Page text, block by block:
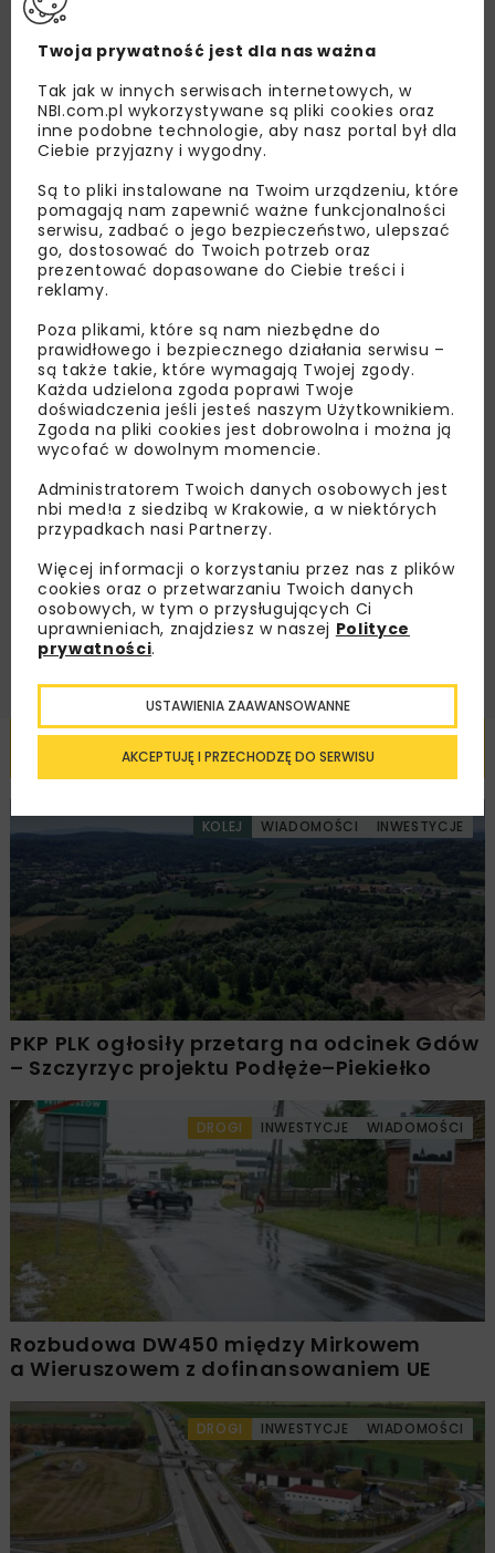
Lubisz wiedzieć więcej?
Zapisz się do newslettera aby otrzymywać od
nas najlepsze informacje branżowe,
zaproszenia na wydarzenia, atrakcyjne oferty i
dedykowane akcje specjalne.
Zapoznałam/em się zPolityką Prywatnościi
Regulaminemoraz wyrażam zgodę na otrzymywanie na
podany przeze mnie adres e-mail korespondencji
handlowej w postaci newslettera.
ZAPISZ MNIE
Powiązane artykuły
KOLEJ WIADOMOŚCI INWESTYCJE
PKP PLK ogłosiły przetarg na odcinek Gdów
– Szczyrzyc projektu Podłęże–Piekiełko
DROGI INWESTYCJE WIADOMOŚCI
Rozbudowa DW450 między Mirkowem
a Wieruszowem z dofinansowaniem UE
DROGI INWESTYCJE WIADOMOŚCI
Twoja prywatność jest dla nas ważna
Tak jak w innych serwisach internetowych, w
NBI.com.pl wykorzystywane są pliki cookies oraz
inne podobne technologie, aby nasz portal był dla
Ciebie przyjazny i wygodny.
Są to pliki instalowane na Twoim urządzeniu, które
pomagają nam zapewnić ważne funkcjonalności
serwisu, zadbać o jego bezpieczeństwo, ulepszać
go, dostosować do Twoich potrzeb oraz
prezentować dopasowane do Ciebie treści i
reklamy.
Poza plikami, które są nam niezbędne do
prawidłowego i bezpiecznego działania serwisu –
są także takie, które wymagają Twojej zgody.
Każda udzielona zgoda poprawi Twoje
doświadczenia jeśli jesteś naszym Użytkownikiem.
Zgoda na pliki cookies jest dobrowolna i można ją
wycofać w dowolnym momencie.
Administratorem Twoich danych osobowych jest
nbi med!a z siedzibą w Krakowie, a w niektórych
przypadkach nasi Partnerzy.
Więcej informacji o korzystaniu przez nas z plików
cookies oraz o przetwarzaniu Twoich danych
osobowych, w tym o przysługujących Ci
uprawnieniach, znajdziesz w naszej Polityce
prywatności.
AKCEPTUJĘ I PRZECHODZĘ DO SERWISU
USTAWIENIA ZAAWANSOWANNE